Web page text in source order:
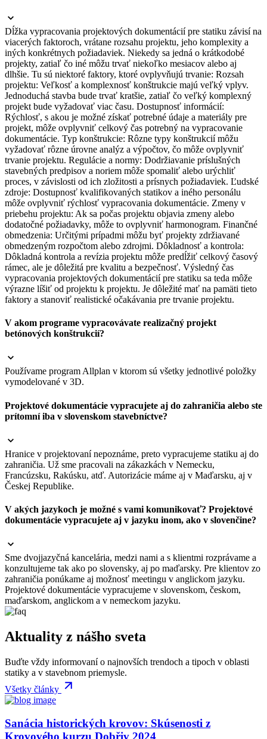
Dĺžka vypracovania projektových dokumentácií pre statiku závisí na
viacerých faktoroch, vrátane rozsahu projektu, jeho komplexity a
iných konkrétnych požiadaviek. Niekedy sa jedná o krátkodobé
projekty, zatiaľ čo iné môžu trvať niekoľko mesiacov alebo aj
dlhšie. Tu sú niektoré faktory, ktoré ovplyvňujú trvanie: Rozsah
projektu: Veľkosť a komplexnosť konštrukcie majú veľký vplyv.
Jednoduchá stavba bude trvať kratšie, zatiaľ čo veľký komplexný
projekt bude vyžadovať viac času. Dostupnosť informácií:
Rýchlosť, s akou je možné získať potrebné údaje a materiály pre
projekt, môže ovplyvniť celkový čas potrebný na vypracovanie
dokumentácie. Typ konštrukcie: Rôzne typy konštrukcií môžu
vyžadovať rôzne úrovne analýz a výpočtov, čo môže ovplyvniť
trvanie projektu. Regulácie a normy: Dodržiavanie príslušných
stavebných predpisov a noriem môže spomaliť alebo urýchliť
proces, v závislosti od ich zložitosti a prísnych požiadaviek. Ľudské
zdroje: Dostupnosť kvalifikovaných statikov a iného personálu
môže ovplyvniť rýchlosť vypracovania dokumentácie. Zmeny v
priebehu projektu: Ak sa počas projektu objavia zmeny alebo
dodatočné požiadavky, môže to ovplyvniť harmonogram. Finančné
obmedzenia: Určitými prípadmi môžu byť projekty zdržiavané
obmedzeným rozpočtom alebo zdrojmi. Dôkladnosť a kontrola:
Dôkladná kontrola a revízia projektu môže predĺžiť celkový časový
rámec, ale je dôležitá pre kvalitu a bezpečnosť. Výsledný čas
vypracovania projektových dokumentácií pre statiku sa teda môže
výrazne líšiť od projektu k projektu. Je dôležité mať na pamäti tieto
faktory a stanoviť realistické očakávania pre trvanie projektu.
V akom programe vypracovávate realizačný projekt
betónových konštrukcií?
Používame program Allplan v ktorom sú všetky jednotlivé položky
vymodelované v 3D.
Projektové dokumentácie vypracujete aj do zahraničia alebo ste
prítomní iba v slovenskom stavebníctve?
Hranice v projektovaní nepoznáme, preto vypracujeme statiku aj do
zahraničia. Už sme pracovali na zákazkách v Nemecku,
Francúzsku, Rakúsku, atď. Autorizácie máme aj v Maďarsku, aj v
Českej Republike.
V akých jazykoch je možné s vami komunikovať? Projektové
dokumentácie vypracujete aj v jazyku inom, ako v slovenčine?
Sme dvojjazyčná kancelária, medzi nami a s klientmi rozprávame a
konzultujeme tak ako po slovensky, aj po maďarsky. Pre klientov zo
zahraničia ponúkame aj možnosť meetingu v anglickom jazyku.
Projektové dokumentácie vypracujeme v slovenskom, českom,
maďarskom, anglickom a v nemeckom jazyku.
Aktuality z nášho sveta
Buďte vždy informovaní o najnovších trendoch a tipoch v oblasti
statiky a v stavebnom priemysle.
Všetky články
Sanácia historických krovov: Skúsenosti z
Krovového kurzu Dobřiv 2024